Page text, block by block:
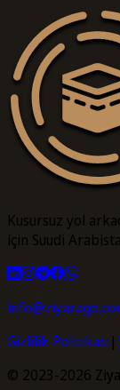
Kusursuz yol
için Suudi
Gizlilik Politikası|
© 2023-2026